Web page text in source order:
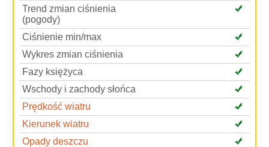
Trend zmian ciśnienia
(pogody)
Ciśnienie min/max
Wykres zmian ciśnienia
Fazy księżyca
Wschody i zachody słońca
Prędkość wiatru
Kierunek wiatru
Opady deszczu